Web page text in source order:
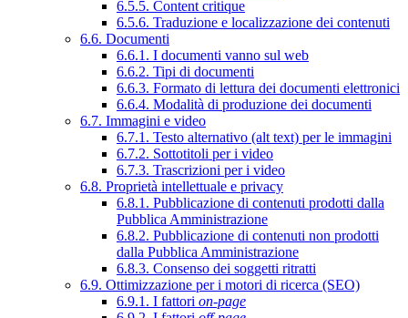
6.5.5. Content critique
6.5.6. Traduzione e localizzazione dei contenuti
6.6. Documenti
6.6.1. I documenti vanno sul web
6.6.2. Tipi di documenti
6.6.3. Formato di lettura dei documenti elettronici
6.6.4. Modalità di produzione dei documenti
6.7. Immagini e video
6.7.1. Testo alternativo (alt text) per le immagini
6.7.2. Sottotitoli per i video
6.7.3. Trascrizioni per i video
6.8. Proprietà intellettuale e privacy
6.8.1. Pubblicazione di contenuti prodotti dalla
Pubblica Amministrazione
6.8.2. Pubblicazione di contenuti non prodotti
dalla Pubblica Amministrazione
6.8.3. Consenso dei soggetti ritratti
6.9. Ottimizzazione per i motori di ricerca (SEO)
6.9.1. I fattori on-page